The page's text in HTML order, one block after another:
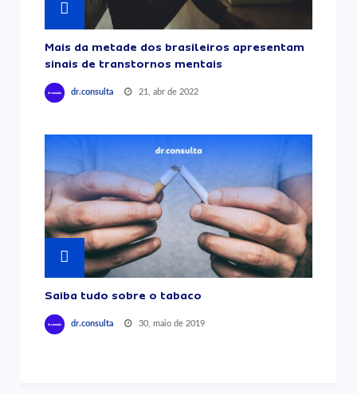
Mais da metade dos brasileiros apresentam
sinais de transtornos mentais
dr.consulta 21, abr de 2022
Saiba tudo sobre o tabaco
dr.consulta 30, maio de 2019